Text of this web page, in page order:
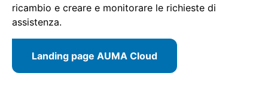
ricambio e creare e monitorare le richieste di
assistenza.
Landing page AUMA Cloud